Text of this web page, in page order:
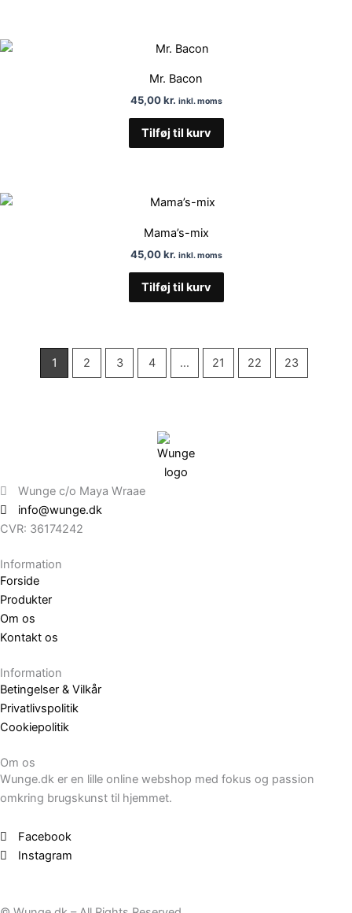
Mr. Bacon
45,00kr. inkl. moms
Tilføj til kurv
Mama’s-mix
45,00kr. inkl. moms
Tilføj til kurv
1 2 3 4 … 21 22 23
Wunge c/o Maya Wraae
info@wunge.dk
CVR: 36174242
Information
Forside
Produkter
Om os
Kontakt os
Information
Betingelser & Vilkår
Privatlivspolitik
Cookiepolitik
Om os
Wunge.dk er en lille online webshop med fokus og passion
omkring brugskunst til hjemmet.
Facebook
Instagram